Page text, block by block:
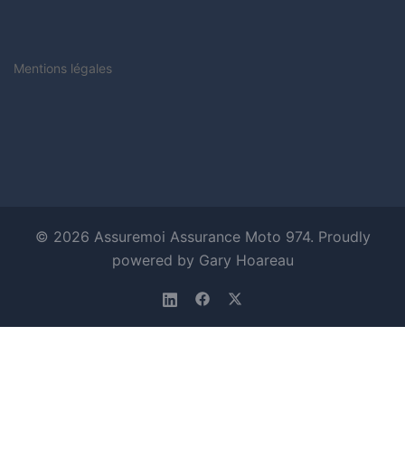
Mentions légales
© 2026 Assuremoi Assurance Moto 974. Proudly
powered by Gary Hoareau